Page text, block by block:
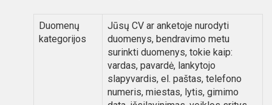
Duomenų
kategorijos
Jūsų CV ar anketoje nurodyti
duomenys, bendravimo metu
surinkti duomenys, tokie kaip:
vardas, pavardė, lankytojo
slapyvardis, el. paštas, telefono
numeris, miestas, lytis, gimimo